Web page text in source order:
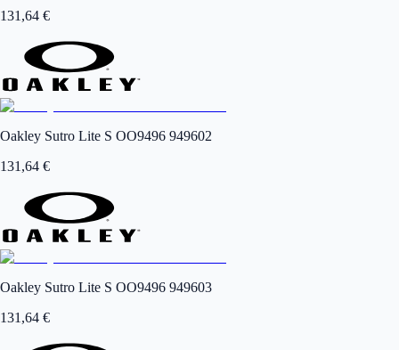
131,64 €
Oakley Sutro Lite S OO9496 949602
131,64 €
Oakley Sutro Lite S OO9496 949603
131,64 €